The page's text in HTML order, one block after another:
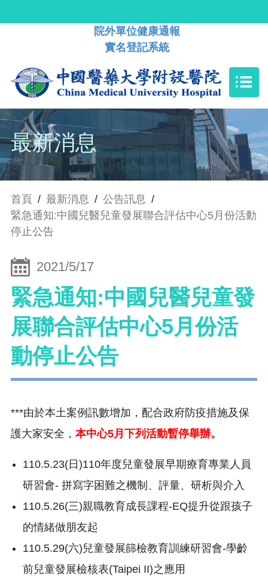
院外單位健康通報
實名登記系統
最新消息
首頁 / 最新消息 / 公告訊息 /
緊急通知:中國兒醫兒童發展聯合評估中心5月份活動
停止公告
2021/5/17
緊急通知:中國兒醫兒童發
展聯合評估中心5月份活
動停止公告
***由於本土案例訊數增加，配合政府防疫措施及保
護大家安全， 本中心5月下列活動暫停舉辦。
110.5.23(日)110年度兒童發展早期療育專業人員
研習會- 拼寫字困難之機制、評量、研析與介入
110.5.26(三)親職教育成長課程-EQ提升從跟孩子
的情緒做朋友起
110.5.29(六)兒童發展篩檢教育訓練研習會-學齡
前兒童發展檢核表(Taipei II)之應用